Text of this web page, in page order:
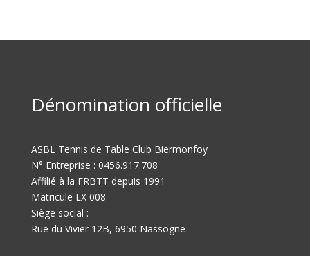
Dénomination officielle
ASBL Tennis de Table Club Biermonfoy
N° Entreprise : 0456.917.708
Affilié à la FRBTT depuis 1991
Matricule LX 008
Siège social :
Rue du Vivier 12B, 6950 Nassogne